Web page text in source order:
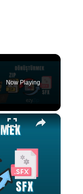
Now Playing
×